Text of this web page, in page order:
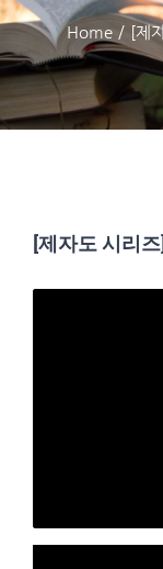
Home / [제
[제자도 시리